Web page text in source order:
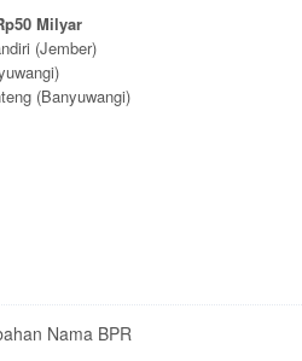
Milyar
(Jember)
(Banyuwangi)
Nama BPR